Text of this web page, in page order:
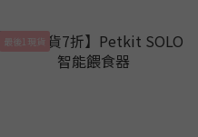
最後1現貨